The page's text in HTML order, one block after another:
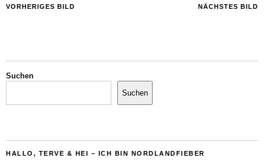
NÄCHSTES BILD
VORHERIGES BILD
Suchen
Suchen
HALLO, TERVE & HEI – ICH BIN NORDLANDFIEBER